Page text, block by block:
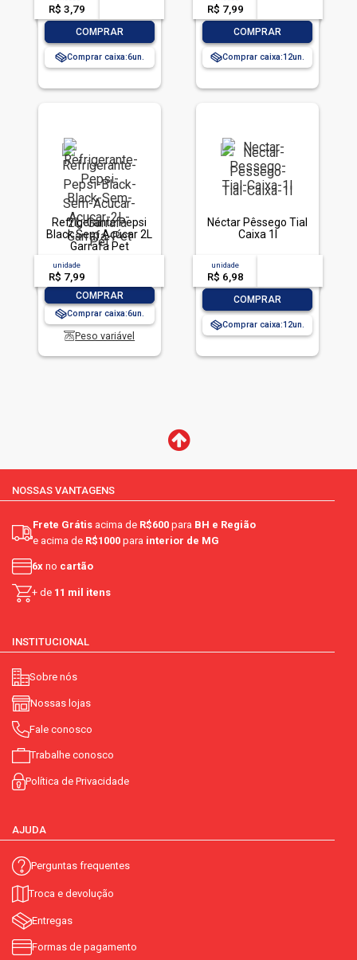
R$ 3,79
COMPRAR
Comprar caixa:6
R$ 7,99
COMPRAR
Comprar caixa:12
Refrigerante Pepsi
Black Sem Açúcar 2L
Garrafa Pet
unidade
R$ 7,99
COMPRAR
Comprar caixa:6
Peso variável
Néctar Pêssego Tial
Caixa 1l
unidade
R$ 6,98
COMPRAR
Comprar caixa:12
NOSSAS VANTAGENS
Frete Grátis acima de R$600 para BH e Região
e acima de R$1000 para interior de MG
6x no cartão
+ de 11 mil itens
INSTITUCIONAL
Sobre nós
Nossas lojas
Fale conosco
Trabalhe conosco
Política de Privacidade
AJUDA
Perguntas frequentes
Troca e devolução
Entregas
Formas de pagamento